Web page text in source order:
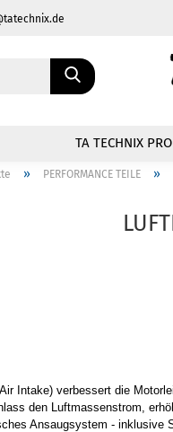
TA TECHNIX
» PERFORMANCE TEILE »
Intake) verbessert die
den Luftmassenstrom,
Ansaugsystem -